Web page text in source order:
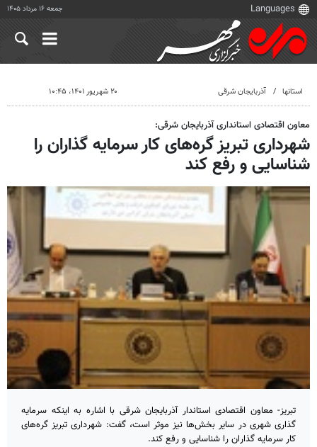
جمعه ۱۶ مرداد ۱۴۰۵
استانها آذربایجان شرقی ۲۰ شهریور ۱۴۰۱، ۱۰:۴۵
معاون اقتصادی استانداری آذربایجان شرقی:
شهرداری تبریز گره‌های کار سرمایه گذاران را
شناسایی و رفع کند
تبریز- معاون اقتصادی استاندار آذربایجان شرقی با اشاره به اینکه سرمایه
گذاری شهری در سایر بخش‌ها نیز موثر است، گفت: شهرداری تبریز گره‌های
کار سرمایه گذاران را شناسایی و رفع کند.